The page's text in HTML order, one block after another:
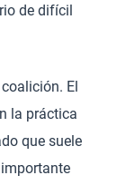
de difícil
El
la práctica
que suele